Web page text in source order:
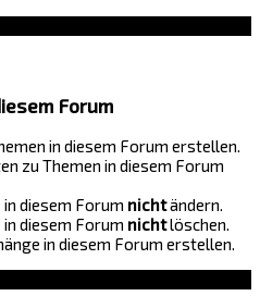
Forum
in diesem Forum erstellen.
zu Themen in diesem Forum
diesem Forum nichtändern.
diesem Forum nichtlöschen.
in diesem Forum erstellen.